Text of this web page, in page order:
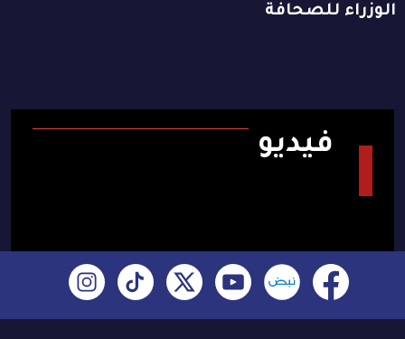
الوزراء للصحافة
فيديو